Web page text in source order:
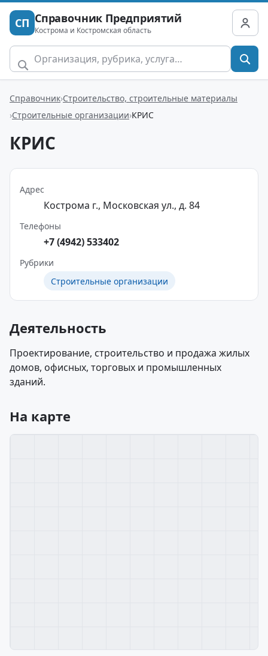
СП Справочник Предприятий
Кострома и Костромская область
Справочник Строительство, строительные материалы
Строительные организации КРИС
КРИС
Адрес
Кострома г., Московская ул., д. 84
Телефоны
+7 (4942) 533402
Рубрики
Строительные организации
Деятельность
Проектирование, строительство и продажа жилых
домов, офисных, торговых и промышленных
зданий.
На карте